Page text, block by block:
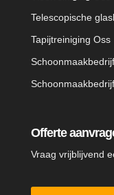
Telescopische
Tapijtreiniging Oss
Offerte
Vraag vrijblijvend